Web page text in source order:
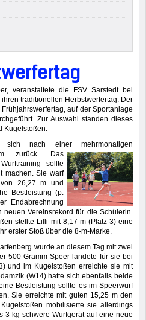
veranstaltete die FSV Sarstedt bei
traditionellen Herbstwerfertag. Der
auf der Sportanlage
Zur Auswahl standen dieses
Kugelstoßen.
nach einer mehrmonatigen
zurück. Das
sollte
machen. Sie warf
26,27 m und
Bestleistung (p.
Endabrechnung
Vereinsrekord für die Schülerin.
stellte Lilli mit 8,17 m (Platz 3) eine
erster Stoß über die 8-m-Marke.
wurde an diesem Tag mit zwei
500-Gramm-Speer landete für sie bei
und im Kugelstoßen erreichte sie mit
(W14) hatte sich ebenfalls beide
Bestleistung sollte es im Speerwurf
Sie erreichte mit guten 15,25 m den
mobilisierte sie allerdings
3-kg-schwere Wurfgerät auf eine neue